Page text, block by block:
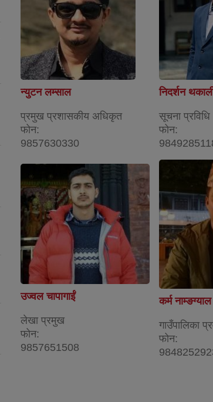
न्युटन लम्साल
प्रमुख प्रशासकीय अधिकृत
फोन:
9857630330
निदर्शन
सूचना
फोन:
उज्वल चापागाईं
लेखा प्रमुख
फोन:
9857651508
कर्म
गाउँपालिका
फोन: